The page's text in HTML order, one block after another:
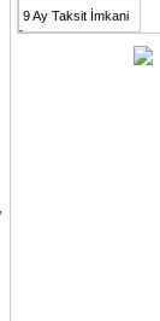
9 Ay Taksit İmkani